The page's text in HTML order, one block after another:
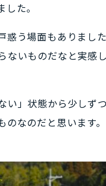
た。
う場面もありました
いものだなと実感し
」状態から少しず
なのだと思います。